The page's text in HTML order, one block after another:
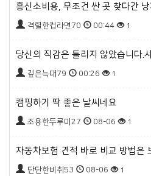
흥신소비용, 무조건 싼 곳 찾다간
격렬한컵라면70 00:44 1
당신의 직감은 틀리지 않았습니다.
깊은늑대79 00:26 1
캠핑하기 딱 좋은 날씨네요
조용한두루미27 08-06 1
자동차보험 견적 바로 비교 방법은
단단한비취53 08-06 1